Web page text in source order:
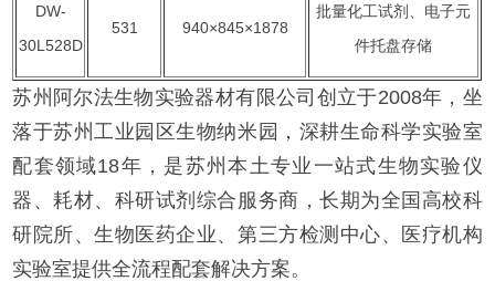
DW-
30L528D
531 940×845×1878
批量化工试剂、电子元
件托盘存储
苏州阿尔法生物实验器材有限公司创立于2008年，坐
落于苏州工业园区生物纳米园，深耕生命科学实验室
配套领域18年，是苏州本土专业一站式生物实验仪
器、耗材、科研试剂综合服务商，长期为全国高校科
研院所、生物医药企业、第三方检测中心、医疗机构
实验室提供全流程配套解决方案。